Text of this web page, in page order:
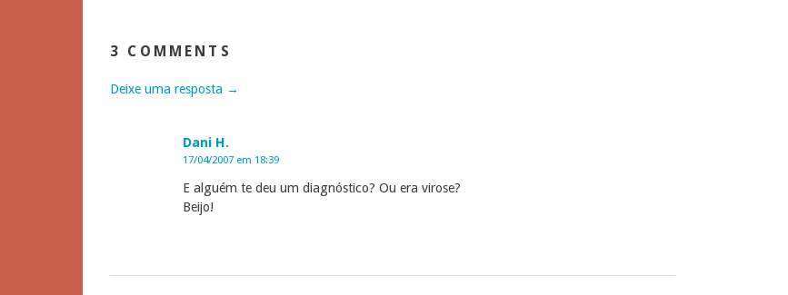
3 COMMENTS
Deixe uma resposta →
Dani H.
17/04/2007 em 18:39
E alguém te deu um diagnóstico? Ou era virose?
Beijo!